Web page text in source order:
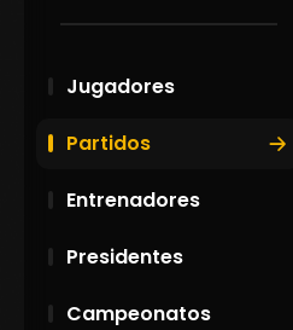
Jugadores
Partidos
Entrenadores
Presidentes
Campeonatos